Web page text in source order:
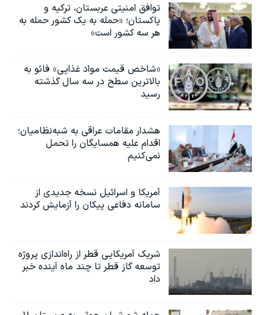
توافق امنیتی عربستان، ترکیه و
پاکستان؛ «حمله به یک کشور حمله به
هر سه کشور است»
«شاخص قیمت مواد غذایی» فائو به
بالاترین سطح در سه سال گذشته
رسید
هشدار مقامات عراقی به شبه‌نظامیان؛
اقدام علیه همسایگان را تحمل
نمی‌کنیم
آمریکا و اسرائیل نسخه جدیدی از
سامانه دفاعی پیکان را آزمایش کردند
شریک آمریکایی قطر از راه‌اندازی پروژه
توسعه گاز قطر تا چند ماه آینده خبر
داد